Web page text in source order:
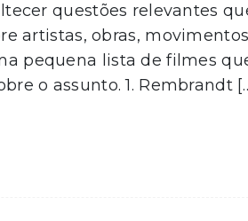
questões relevantes
artistas, obras,
pequena lista de filmes
o assunto. 1. Rembrandt